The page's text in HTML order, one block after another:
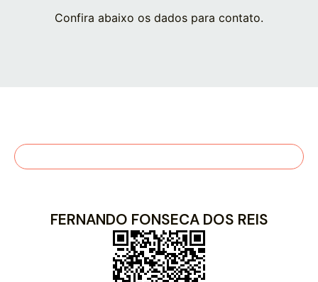
Confira abaixo os dados para contato.
FERNANDO FONSECA DOS REIS